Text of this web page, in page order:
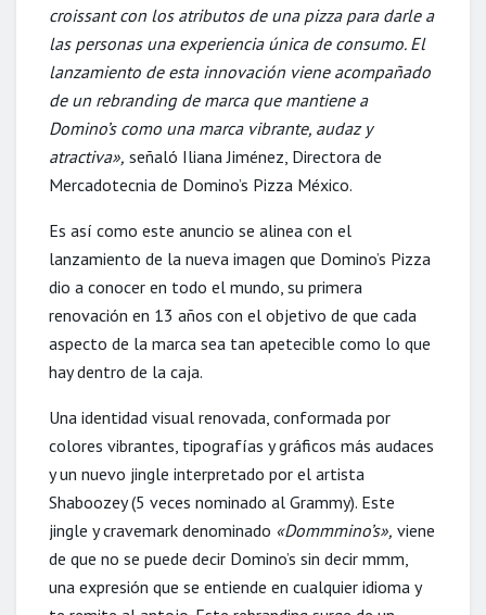
croissant con los atributos de una pizza para darle a
las personas una experiencia única de consumo. El
lanzamiento de esta innovación viene acompañado
de un rebranding de marca que mantiene a
Domino’s como una marca vibrante, audaz y
atractiva», señaló Iliana Jiménez, Directora de
Mercadotecnia de Domino’s Pizza México.
Es así como este anuncio se alinea con el
lanzamiento de la nueva imagen que Domino’s Pizza
dio a conocer en todo el mundo, su primera
renovación en 13 años con el objetivo de que cada
aspecto de la marca sea tan apetecible como lo que
hay dentro de la caja.
Una identidad visual renovada, conformada por
colores vibrantes, tipografías y gráficos más audaces
y un nuevo jingle interpretado por el artista
Shaboozey (5 veces nominado al Grammy). Este
jingle y cravemark denominado «Dommmino’s», viene
de que no se puede decir Domino’s sin decir mmm,
una expresión que se entiende en cualquier idioma y